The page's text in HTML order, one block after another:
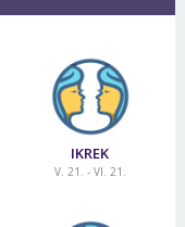
IKREK
V. 21. - VI. 21.